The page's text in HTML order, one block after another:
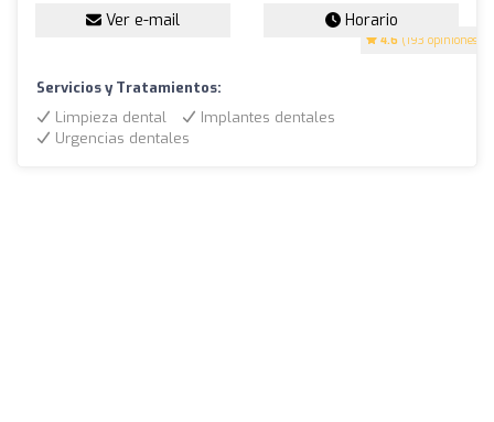
4.6 (193 opiniones)
Ver e-mail Horario
Servicios y Tratamientos:
Limpieza dental
Implantes dentales
Urgencias dentales